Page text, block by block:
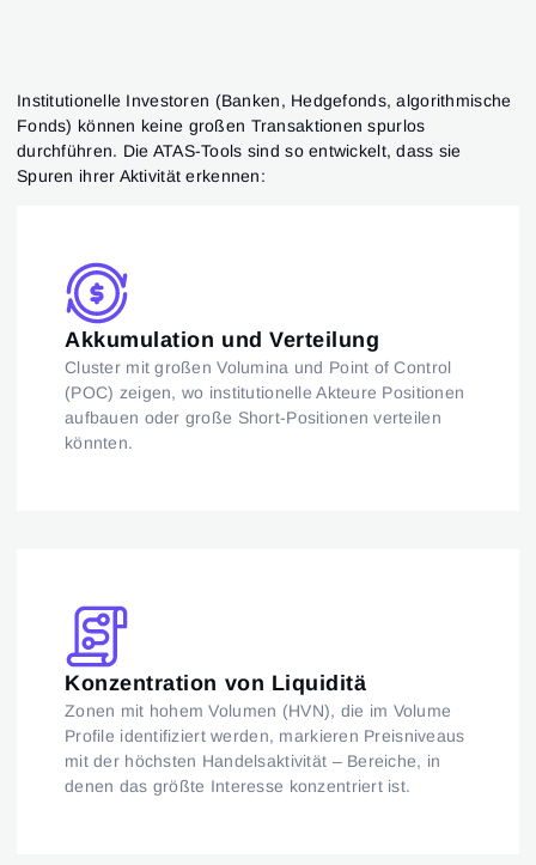
Institutionelle Investoren (Banken, Hedgefonds, algorithmische
Fonds) können keine großen Transaktionen spurlos
durchführen. Die ATAS-Tools sind so entwickelt, dass sie
Spuren ihrer Aktivität erkennen:
Akkumulation und Verteilung
Cluster mit großen Volumina und Point of Control
(POC) zeigen, wo institutionelle Akteure Positionen
aufbauen oder große Short-Positionen verteilen
könnten.
Konzentration von Liquiditä
Zonen mit hohem Volumen (HVN), die im Volume
Profile identifiziert werden, markieren Preisniveaus
mit der höchsten Handelsaktivität – Bereiche, in
denen das größte Interesse konzentriert ist.
Anmeldung
E-Mail-Adresse
Passwort
Anmelden
Passwort zurücksetzen
E-Mail-Adresse
Passwort zurücksetzen
Registrierung
Ich möchte Sonderangebote von ATAS erhalten
Ich akzeptiere die
Lesen Sie unsere Datenschutzerklärung
Registrieren
Hast du schon ein Konto?Anmelden